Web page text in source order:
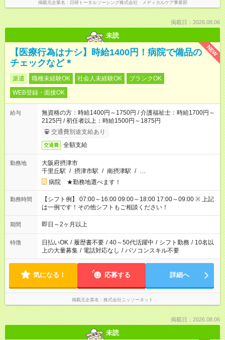
掲載元企業名 日研トータルソーシング株式会社 メディカルケア事業部
掲載日：2026.08.06
未読
NEW
【医療行為はナシ】時給1400円！病院で備品の
チェックなど＊
派遣 職種未経験OK 社会人未経験OK
ブランクOK
WEB登録・面接OK
給与
無資格の方：時給1400円～1750円 / 介護福祉士：時給1700円～
2125円 / 初任者以上：時給1500円～1875円
交通費別途支給あり
交通費 全額支給
勤務地
大阪府摂津市
千里丘駅 / 摂津市駅 / 南摂津駅 / …
病院 ★勤務地選べます！
勤務時間
【シフト例】 07:00～16:00 09:00～18:00 17:00～09:00 ※ 上記
は一例です！その他シフトもご相談ください！
期間 即日～2ヶ月以上
特徴 日払いOK / 履歴書不要 / 40～50代活躍中 / シフト勤務 / 10名以
上の大量募集 / 電話対応なし / パソコンスキル不要
気になる！ 応募する 詳細へ
掲載元企業名 株式会社ニッソーネット
掲載日：2026.08.06
未読